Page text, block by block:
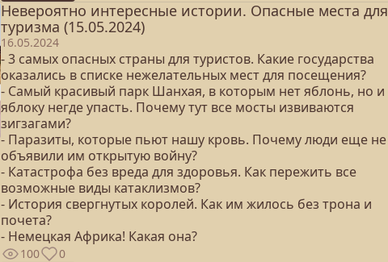
Невероятно интересные истории. Опасные места для
туризма (15.05.2024)
16.05.2024
- 3 самых опасных страны для туристов. Какие государства
оказались в списке нежелательных мест для посещения?
- Самый красивый парк Шанхая, в которым нет яблонь, но и
яблоку негде упасть. Почему тут все мосты извиваются
зигзагами?
- Паразиты, которые пьют нашу кровь. Почему люди еще не
объявили им открытую войну?
- Катастрофа без вреда для здоровья. Как пережить все
возможные виды катаклизмов?
- История свергнутых королей. Как им жилось без трона и
почета?
- Немецкая Африка! Какая она?
100 0